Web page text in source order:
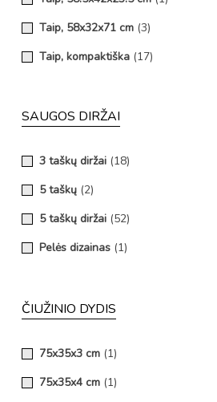
Taip, 58x32x71 cm (3)
Taip, kompaktiška (17)
SAUGOS DIRŽAI
3 taškų diržai (18)
5 taškų (2)
5 taškų diržai (52)
Pelės dizainas (1)
ČIUŽINIO DYDIS
75x35x3 cm (1)
75x35x4 cm (1)